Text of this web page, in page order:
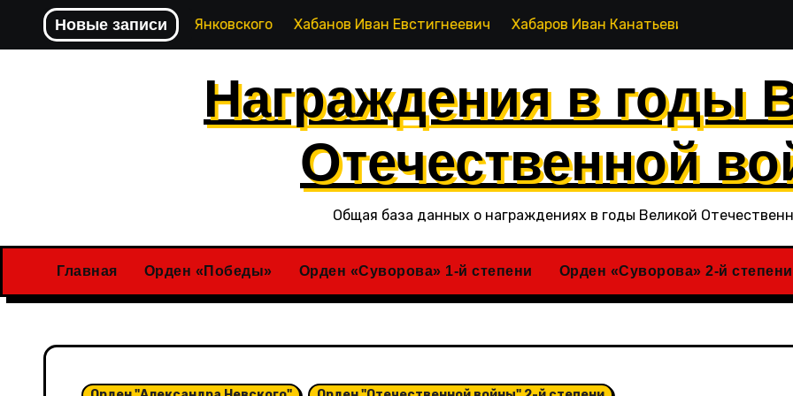
Перейти
Новые записи
Янковского Хабанов Иван Евстигнеевич Хабаров Иван Канатьевич Хабиров Рашид Кагирович
Награждения в годы
Отечественной
Общая база данных о награждениях в годы Великой
Главная Орден «Победы» Орден «Суворова» 1-й степени Орден «Суворова» 2-й степени